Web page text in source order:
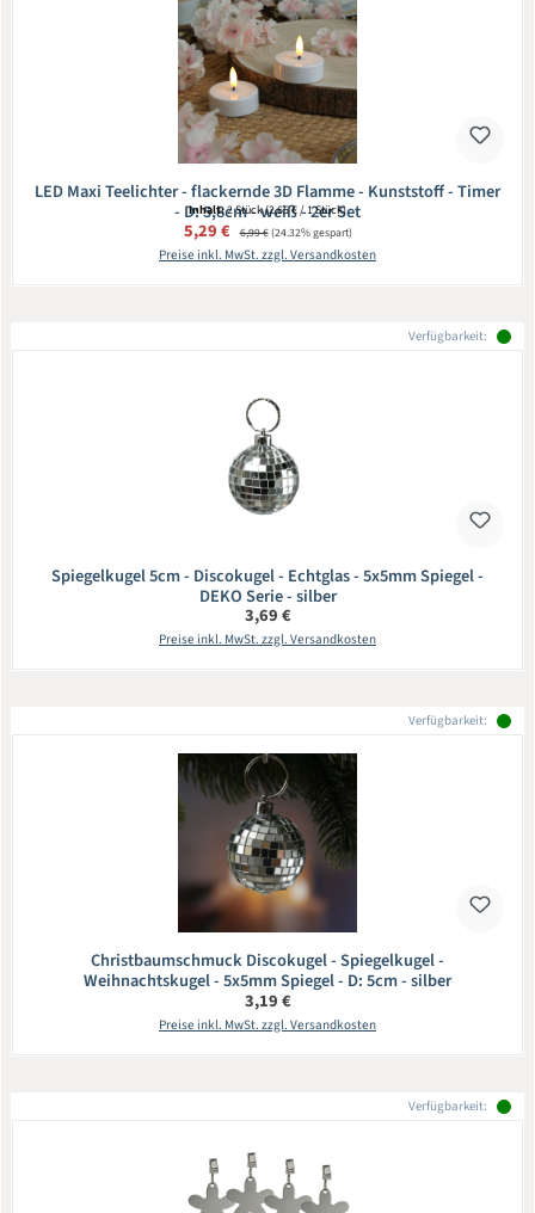
LED Maxi Teelichter - flackernde 3D Flamme - Kunststoff - Timer
- D: 5,8cm - weiß - 2er Set
Inhalt:2 Stück(2,65 € / 1 Stück)
Verkaufspreis:
5,29 € Regulärer Preis:
6,99 €(24.32% gespart)
Preise inkl. MwSt. zzgl. Versandkosten
Verfügbarkeit:
Spiegelkugel 5cm - Discokugel - Echtglas - 5x5mm Spiegel -
DEKO Serie - silber
Regulärer Preis:
3,69 €
Preise inkl. MwSt. zzgl. Versandkosten
Verfügbarkeit:
Christbaumschmuck Discokugel - Spiegelkugel -
Weihnachtskugel - 5x5mm Spiegel - D: 5cm - silber
Regulärer Preis:
3,19 €
Preise inkl. MwSt. zzgl. Versandkosten
Verfügbarkeit: